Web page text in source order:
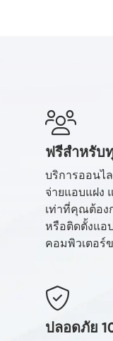
ฟรีสำหรับ
บริการออนไ
จ่ายแอบแฝง
เท่าที่คุณต้อง
หรือติดตั้งแอ
คอมพิวเตอร์
ปลอดภัย